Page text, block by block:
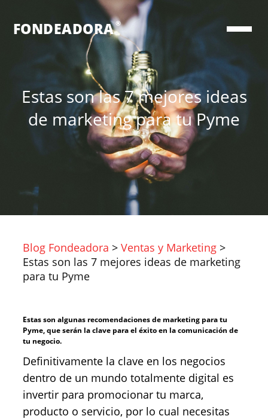
FONDEADORA®
Estas son las 7 mejores ideas
de marketing para tu Pyme
Blog Fondeadora > Ventas y Marketing >
Estas son las 7 mejores ideas de marketing
para tu Pyme
Estas son algunas recomendaciones de marketing para tu
Pyme, que serán la clave para el éxito en la comunicación de
tu negocio.
Definitivamente la clave en los negocios
dentro de un mundo totalmente digital es
invertir para promocionar tu marca,
producto o servicio, por lo cual necesitas